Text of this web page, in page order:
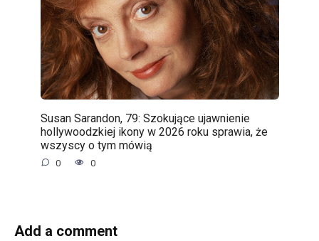
Susan Sarandon, 79: Szokujące ujawnienie
hollywoodzkiej ikony w 2026 roku sprawia, że
wszyscy o tym mówią
0 0
Add a comment